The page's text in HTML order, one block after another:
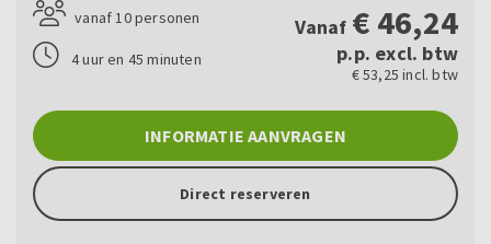
vanaf 10 personen
4 uur en 45 minuten
Vanaf € 46,24
p.p. excl. btw
€ 53,25 incl. btw
INFORMATIE AANVRAGEN
Direct reserveren